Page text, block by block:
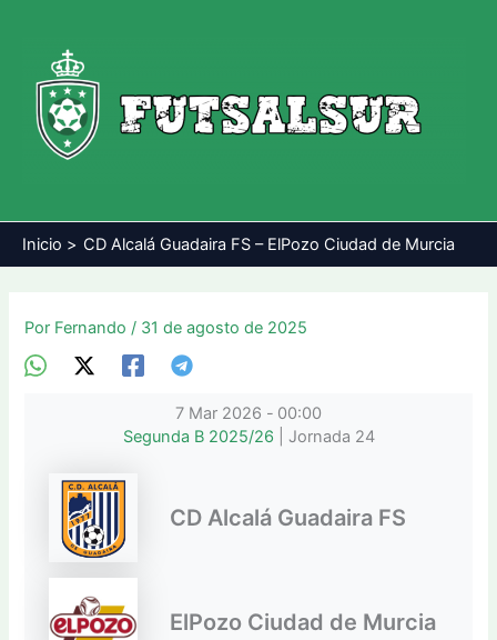
contenido
Inicio CD Alcalá Guadaira FS – ElPozo Ciudad de Murcia
Por Fernando/ 31 de agosto de 2025
7 Mar 2026 - 00:00
Segunda B 2025/26
| Jornada 24
CD Alcalá Guadaira FS
ElPozo Ciudad de Murcia